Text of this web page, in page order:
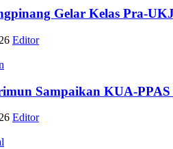
Gelar Kelas Pra-
Editor
Sampaikan KUA-PPAS
Editor